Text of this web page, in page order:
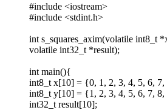
#include <iostream>
#include <stdint.h>
int s_squares_axim(volatile int8_t
volatile int32_t *result);
int main(){
int8_t x[10] = {0, 1, 2, 3, 4, 5, 6,
int8_t y[10] = {1, 2, 3, 4, 5, 6, 7,
int32_t result[10];